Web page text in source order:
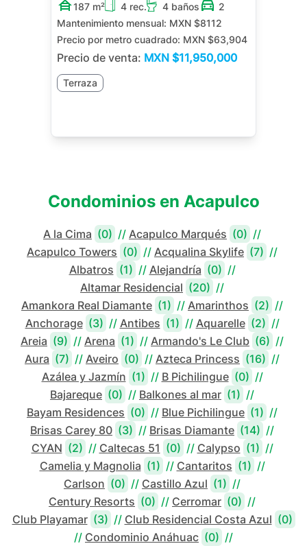
187 m²
4 rec. 4 baños
2
Mantenimiento mensual: MXN $8112
Precio por metro cuadrado: MXN $63,904
Precio de venta: MXN $11,950,000
Terraza
Condominios en Acapulco
A la Cima (0) // Acapulco Marqués (0) //
Acapulco Towers (0) // Acqualina Skylife (7) //
Albatros (1) // Alejandría (0) //
Altamar Residencial (20) //
Amankora Real Diamante (1) // Amarinthos (2) //
Anchorage (3) // Antibes (1) // Aquarelle (2) //
Areia (9) // Arena (1) // Armando's Le Club (6) //
Aura (7) // Aveiro (0) // Azteca Princess (16) //
Azálea y Jazmín (1) // B Pichilingue (0) //
Bajareque (0) // Balkones al mar (1) //
Bayam Residences (0) // Blue Pichilingue (1) //
Brisas Carey 80 (3) // Brisas Diamante (14) //
CYAN (2) // Caltecas 51 (0) // Calypso (1) //
Camelia y Magnolia (1) // Cantaritos (1) //
Carlson (0) // Castillo Azul (1) //
Century Resorts (0) // Cerromar (0) //
Club Playamar (3) // Club Residencial Costa Azul (0)
// Condominio Anáhuac (0) //